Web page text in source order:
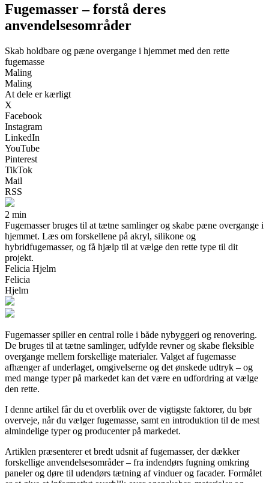
Fugemasser – forstå deres
anvendelsesområder
Skab holdbare og pæne overgange i hjemmet med den rette
fugemasse
Maling
Maling
At dele er kærligt
X
Facebook
Instagram
LinkedIn
YouTube
Pinterest
TikTok
Mail
RSS
2 min
Fugemasser bruges til at tætne samlinger og skabe pæne overgange i
hjemmet. Læs om forskellene på akryl, silikone og
hybridfugemasser, og få hjælp til at vælge den rette type til dit
projekt.
Felicia Hjelm
Felicia
Hjelm
Fugemasser spiller en central rolle i både nybyggeri og renovering.
De bruges til at tætne samlinger, udfylde revner og skabe fleksible
overgange mellem forskellige materialer. Valget af fugemasse
afhænger af underlaget, omgivelserne og det ønskede udtryk – og
med mange typer på markedet kan det være en udfordring at vælge
den rette.
I denne artikel får du et overblik over de vigtigste faktorer, du bør
overveje, når du vælger fugemasse, samt en introduktion til de mest
almindelige typer og producenter på markedet.
Artiklen præsenterer et bredt udsnit af fugemasser, der dækker
forskellige anvendelsesområder – fra indendørs fugning omkring
paneler og døre til udendørs tætning af vinduer og facader. Formålet